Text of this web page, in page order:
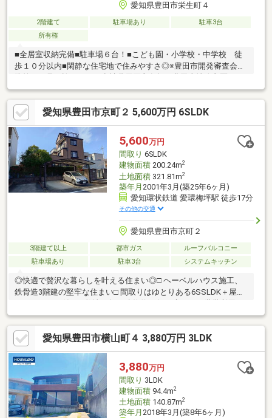
愛知県豊田市栄生町４
2階建て 駐車場あり
駐車3台
所有権
■全居室収納完備■駐車場６台！■こども園・小学校・中学校 徒
歩１０分以内■閑静な住宅地で住みやすさ◎※豊田市開発審査会基
ェルナ朝日店まで 約６５０ｍ（徒歩９分）□セブンイレブン豊
田市栄生町５丁目店まで 約５００ｍ（徒歩７分）□たかはらこ
ども園まで 約５００ｍ（徒歩７分）□朝日小学校まで 約７５
０ｍ（徒歩１０分）□崇化館中学校まで 約２６０ｍ（徒歩４
分）内覧希望やお問い合わせは下記連絡先まで。■■■株式会社
みどり■■■豊田市美里４丁目９番地９【０１２０－７８－１０８
３】
愛知県豊田市京町２ 5,600万円 6SLDK
5,600万円
間取り 6SLDK
建物面積200.24m2
土地面積321.81m2
築年月 2001年3月(築25年6ヶ月)
愛知環状鉄道 愛環梅坪駅 徒歩17分
その他の交通
愛知県豊田市京町２
3階建て以上 都市ガス
ルーフバルコニー
駐車場あり
駐車3台 システムキッチン
◎快適で贅沢な暮らしを叶える住まい◎□ ヘーベルハウス施工、
鉄骨造3階建の堅牢な住まい□ 間取りはゆとりある6SSLDK＋屋上
も最適□ 2階・3階にバルコニー、屋上は開放感あるルーフバルコ
ニー□ 2021年に水回り・内装リフォーム、バルコニー防水工事済
□ 全居室エアコン完備で快適な住環境□ 外構植栽・カーポート付
き、駐車場3台分確保□ 南向き採光、全室2面採光で明るい室内□
梅坪駅徒歩圏、スーパーや学校も近く生活利便性良好□ 現在居住
中ですが綺麗に使用され、即引渡し可能
愛知県豊田市横山町４ 3,880万円 3LDK
3,880万円
間取り 3LDK
建物面積94.4m2
土地面積140.87m2
築年月 2018年3月(築8年6ヶ月)